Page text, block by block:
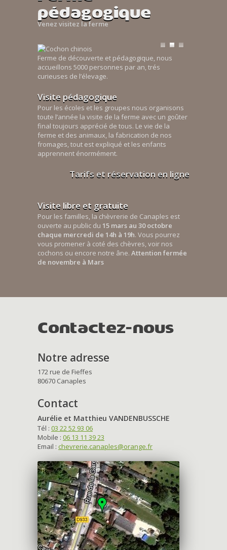
pédagogique
Venez visitez la ferme
Ferme de découverte et pédagogique, nous
accueillons 5000 personnes par an, trés
curieuses de l’élevage.
Visite pédagogique
Pour les écoles et les groupes nous organisons
toute l’année la visite de la ferme avec un goûter
final toujours apprécié de tous. Le vie de la
ferme et des animaux, la fabrication de nos
fromages, tout est expliqué et les enfants
apprennent énormément.
Tarifs et réservation en ligne
Visite libre et gratuite
Pour les familles, la chèvrerie de Canaples est
ouverte au public du 15 mars au 30 octobre
chaque mercredi de 14h à 19h. Vous pourrez
vous promener à coté des chèvres, voir nos
cochons ou encore notre âne. Attention fermée
de novembre à Mars
Contactez-nous
Notre adresse
172 rue de Fieffes
80670 Canaples
Contact
Aurélie et Matthieu VANDENBUSSCHE
Tél : 03 22 52 93 06
Mobile : 06 13 11 39 23
Email : chevrerie.canaples@orange.fr